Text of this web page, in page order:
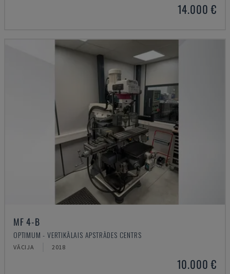
14.000 €
MF 4-B
OPTIMUM - VERTIKĀLAIS APSTRĀDES CENTRS
VĀCIJA 2018
10.000 €